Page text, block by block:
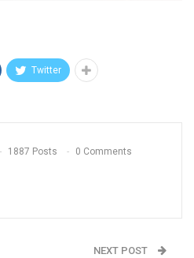
Twitter
1887 Posts 0 Comments
NEXT POST